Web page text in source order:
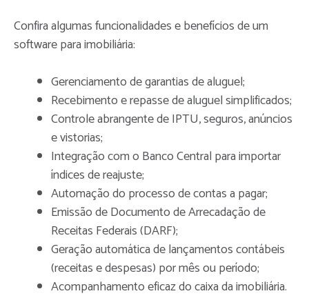
Confira algumas funcionalidades e benefícios de um
software para imobiliária:
Gerenciamento de garantias de aluguel;
Recebimento e repasse de aluguel simplificados;
Controle abrangente de IPTU, seguros, anúncios
e vistorias;
Integração com o Banco Central para importar
índices de reajuste;
Automação do processo de contas a pagar;
Emissão de Documento de Arrecadação de
Receitas Federais (DARF);
Geração automática de lançamentos contábeis
(receitas e despesas) por mês ou período;
Acompanhamento eficaz do caixa da imobiliária.